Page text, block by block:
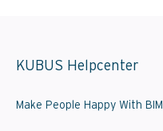
KUBUS Helpcenter
Make People Happy With BIM